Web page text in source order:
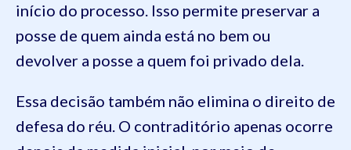
início do processo. Isso permite preservar a
posse de quem ainda está no bem ou
devolver a posse a quem foi privado dela.
Essa decisão também não elimina o direito de
defesa do réu. O contraditório apenas ocorre